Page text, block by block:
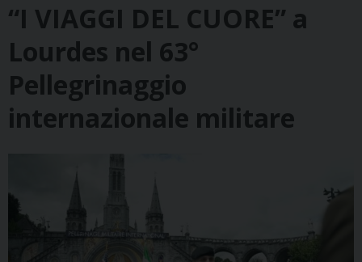
“I VIAGGI DEL CUORE” a
Lourdes nel 63°
Pellegrinaggio
internazionale militare